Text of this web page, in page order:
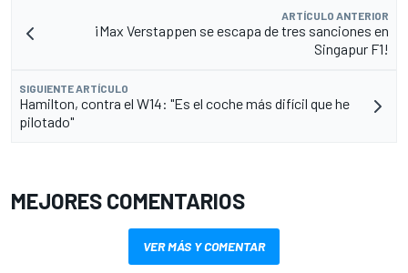
ARTÍCULO ANTERIOR
¡Max Verstappen se escapa de tres sanciones en
Singapur F1!
SIGUIENTE ARTÍCULO
Hamilton, contra el W14: "Es el coche más difícil que he
pilotado"
MEJORES COMENTARIOS
VER MÁS Y COMENTAR